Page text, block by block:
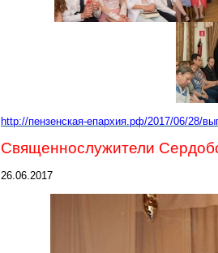
http://пензенская-епархия.рф/2017/06/28/
Священнослужители
26.06.2017